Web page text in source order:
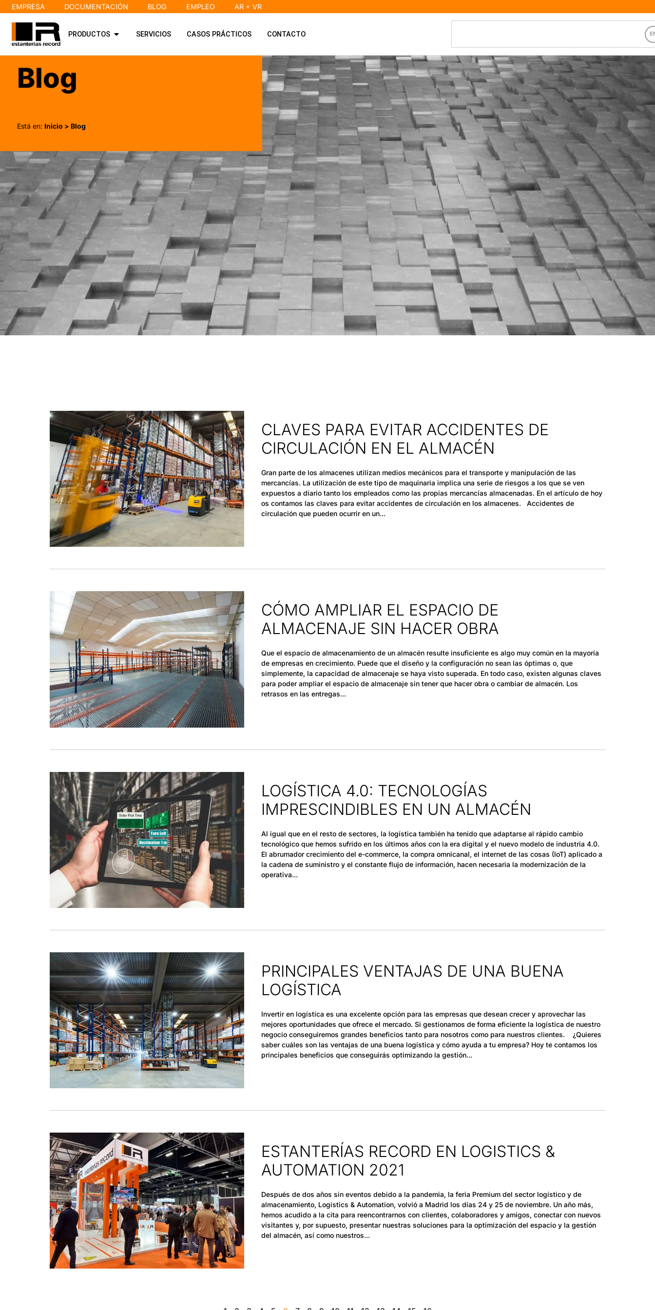
EMPRESA DOCUMENTACIÓN BLOG EMPLEO AR + VR
PRODUCTOS SERVICIOS CASOS PRÁCTICOS CONTACTO
Blog
Está en: Inicio > Blog
CLAVES PARA EVITAR ACCIDENTES DE
CIRCULACIÓN EN EL ALMACÉN
Gran parte de los almacenes utilizan medios mecánicos para el transporte y manipulación de las
mercancías. La utilización de este tipo de maquinaria implica una serie de riesgos a los que se ven
expuestos a diario tanto los empleados como las propias mercancías almacenadas. En el artículo de hoy
os contamos las claves para evitar accidentes de circulación en los almacenes. Accidentes de
circulación que pueden ocurrir en un
CÓMO AMPLIAR EL ESPACIO DE
ALMACENAJE SIN HACER OBRA
Que el espacio de almacenamiento de un almacén resulte insuficiente es algo muy común en la mayoría
de empresas en crecimiento. Puede que el diseño y la configuración no sean las óptimas o, que
simplemente, la capacidad de almacenaje se haya visto superada. En todo caso, existen algunas claves
para poder ampliar el espacio de almacenaje sin tener que hacer obra o cambiar de almacén. Los
retrasos en las entregas
LOGÍSTICA 4.0: TECNOLOGÍAS
IMPRESCINDIBLES EN UN ALMACÉN
Al igual que en el resto de sectores, la logística también ha tenido que adaptarse al rápido cambio
tecnológico que hemos sufrido en los últimos años con la era digital y el nuevo modelo de industria 4.0.
El abrumador crecimiento del e-commerce, la compra omnicanal, el internet de las cosas (IoT) aplicado a
la cadena de suministro y el constante flujo de información, hacen necesaria la modernización de la
operativa
PRINCIPALES VENTAJAS DE UNA BUENA
LOGÍSTICA
Invertir en logística es una excelente opción para las empresas que desean crecer y aprovechar las
mejores oportunidades que ofrece el mercado. Si gestionamos de forma eficiente la logística de nuestro
negocio conseguiremos grandes beneficios tanto para nosotros como para nuestros clientes. ¿Quieres
saber cuáles son las ventajas de una buena logística y cómo ayuda a tu empresa? Hoy te contamos los
principales beneficios que conseguirás optimizando la gestión
ESTANTERÍAS RECORD EN LOGISTICS &
AUTOMATION 2021
Después de dos años sin eventos debido a la pandemia, la feria Premium del sector logístico y de
almacenamiento, Logistics & Automation, volvió a Madrid los días 24 y 25 de noviembre. Un año más,
hemos acudido a la cita para reencontrarnos con clientes, colaboradores y amigos, conectar con nuevos
visitantes y, por supuesto, presentar nuestras soluciones para la optimización del espacio y la gestión
del almacén, así como nuestros